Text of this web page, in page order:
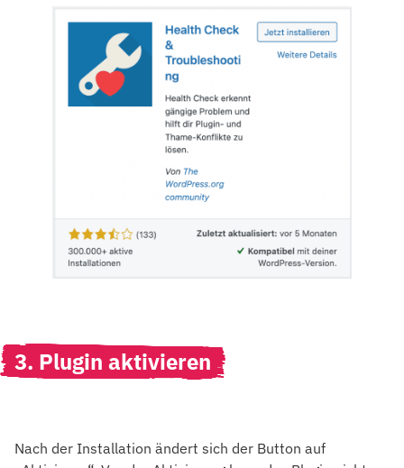
3. Plugin aktivieren
Nach der Installation ändert sich der Button auf